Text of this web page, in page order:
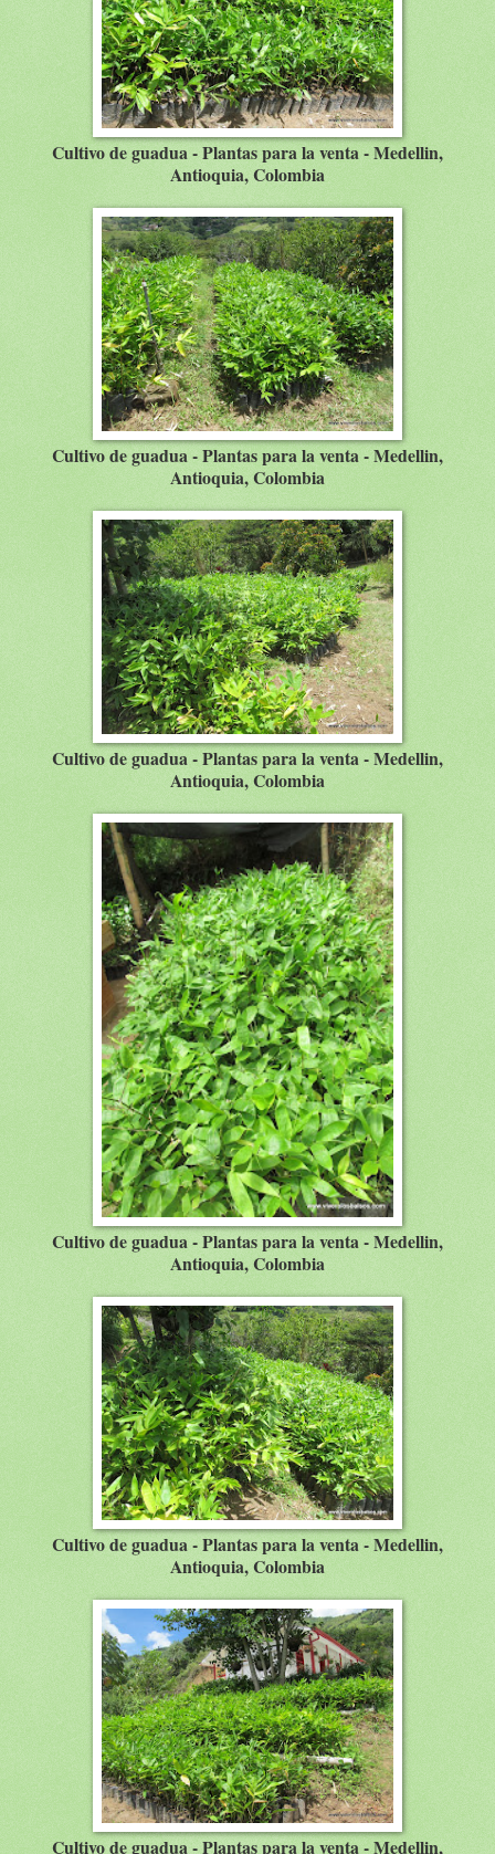
Cultivo de guadua - Plantas para la venta - Medellin,
Antioquia, Colombia
Cultivo de guadua - Plantas para la venta - Medellin,
Antioquia, Colombia
Cultivo de guadua - Plantas para la venta - Medellin,
Antioquia, Colombia
Cultivo de guadua - Plantas para la venta - Medellin,
Antioquia, Colombia
Cultivo de guadua - Plantas para la venta - Medellin,
Antioquia, Colombia
Cultivo de guadua - Plantas para la venta - Medellin,